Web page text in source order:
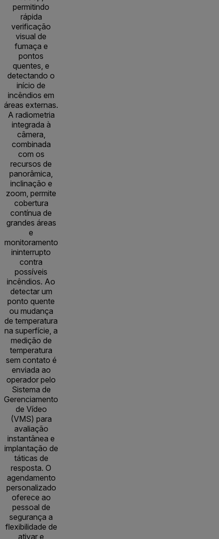
permitindo
rápida
verificação
visual de
fumaça e
pontos
quentes, e
detectando o
início de
incêndios em
áreas externas.
A radiometria
integrada à
câmera,
combinada
com os
recursos de
panorâmica,
inclinação e
zoom, permite
cobertura
contínua de
grandes áreas
e
monitoramento
ininterrupto
contra
possíveis
incêndios. Ao
detectar um
ponto quente
ou mudança
de temperatura
na superfície, a
medição de
temperatura
sem contato é
enviada ao
operador pelo
Sistema de
Gerenciamento
de Vídeo
(VMS) para
avaliação
instantânea e
implantação de
táticas de
resposta. O
agendamento
personalizado
oferece ao
pessoal de
segurança a
flexibilidade de
ativar e